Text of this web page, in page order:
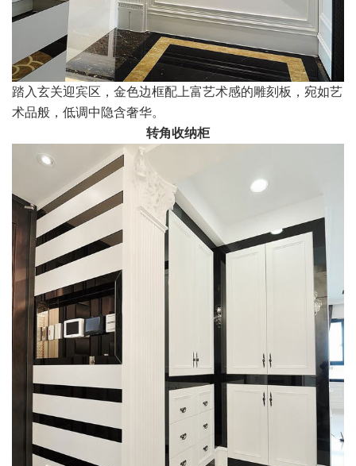
踏入玄关迎宾区，金色边框配上富艺术感的雕刻板，宛如艺
术品般，低调中隐含奢华。
转角收纳柜